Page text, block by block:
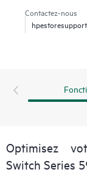
Contactez-nous
Optimisez
Switch Series